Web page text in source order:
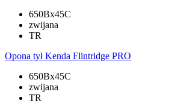
650Bx45C
zwijana
TR
Opona tył Kenda Flintridge PRO
650Bx45C
zwijana
TR